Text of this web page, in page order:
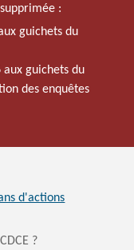
:
guichets du
guichets du
des enquêtes
d'actions
?